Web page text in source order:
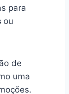
para
ou
de
uma